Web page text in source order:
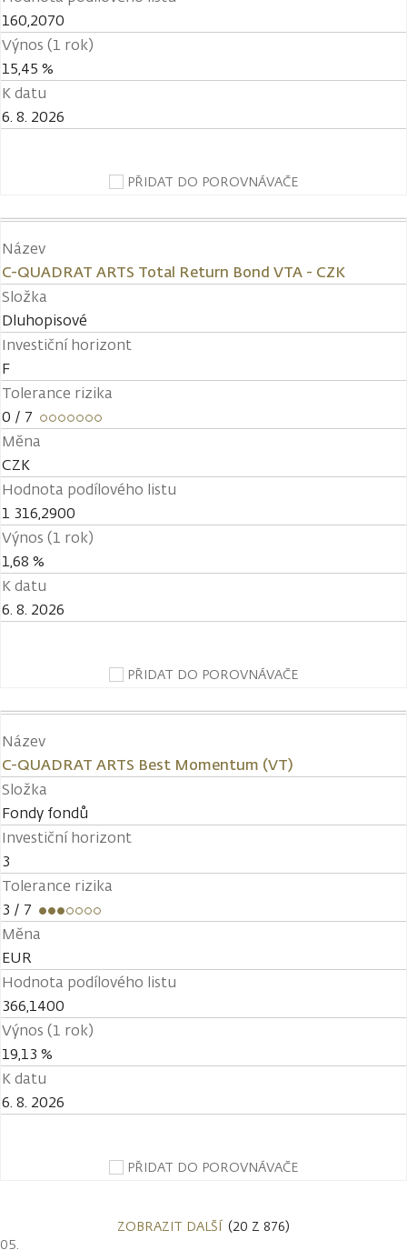
160,2070
Výnos (1 rok)
15,45 %
K datu
6. 8. 2026
PŘIDAT DO POROVNÁVAČE
Název
C-QUADRAT ARTS Total Return Bond VTA - CZK
Složka
Dluhopisové
Investiční horizont
F
Tolerance rizika
0 / 7
Měna
CZK
Hodnota podílového listu
1 316,2900
Výnos (1 rok)
1,68 %
K datu
6. 8. 2026
PŘIDAT DO POROVNÁVAČE
Název
C-QUADRAT ARTS Best Momentum (VT)
Složka
Fondy fondů
Investiční horizont
3
Tolerance rizika
3 / 7
Měna
EUR
Hodnota podílového listu
366,1400
Výnos (1 rok)
19,13 %
K datu
6. 8. 2026
PŘIDAT DO POROVNÁVAČE
ZOBRAZIT DALŠÍ (20 Z 876)